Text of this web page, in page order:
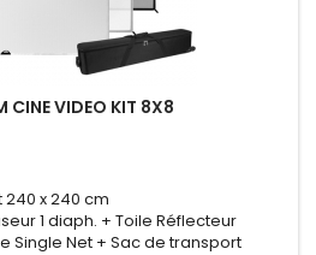
CINE VIDEO KIT 8X8
240 x 240 cm
1 diaph. + Toile Réflecteur
Single Net + Sac de transport